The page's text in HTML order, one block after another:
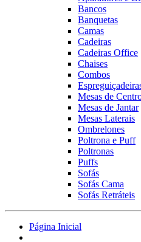
Bancos
Banquetas
Camas
Cadeiras
Cadeiras Office
Chaises
Combos
Mesas de
Mesas de Jantar
Mesas Laterais
Ombrelones
Poltrona e Puff
Poltronas
Puffs
Sofás
Sofás Cama
Sofás Retráteis
Página Inicial